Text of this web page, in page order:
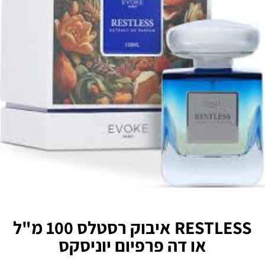
RESTLESS איבוק רסטלס 100 מ"ל
או דה פרפיום יוניסקס